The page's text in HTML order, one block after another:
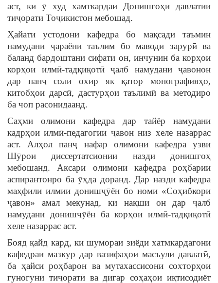
аст, ки ӯ худ хамткардаи Донишгоҳи давлатии
тиҷорати Тоҷикистон мебошад.
Ҳайати устодони кафедра бо мақсади таъмин
намудани ҷараёни таълим бо маводи зарурӣ ва
баланд бардоштани сифати он, инчунин ба корҳои
корҳои илмӣ-тадқиқотӣ ҷалб намудани ҷавонон
дар панҷ соли охир як қатор монографияҳо,
китобҳои дарсӣ, дастурҳои таълимӣ ва методиро
ба чоп расонидаанд.
Саҳми олимони кафедра дар тайёр намудани
кадрҳои илмӣ-педагогии ҷавон низ хеле назаррас
аст. Алҳол панҷ нафар олимони кафедра узви
Шӯрои диссертатсионии назди донишгоҳ
мебошанд. Аксари олимони кафедра роҳбарии
аспирантонро ба ӯҳда доранд. Дар назди кафедра
маҳфили илмии донишҷӯён бо номи «Соҳибкори
ҷавон» амал мекунад, ки нақши он дар ҷалб
намудани донишҷӯён ба корҳои илмӣ-тадқиқотӣ
хеле назаррас аст.
Бояд қайд кард, ки шумораи зиёди хатмкардагони
кафедраи мазкур дар вазифаҳои масъули давлатӣ,
ба ҳайси роҳбарон ва мутахассисони сохторҳои
гуногуни тиҷоратӣ ва дигар соҳаҳои иқтисодиёт